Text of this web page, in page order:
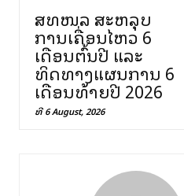
ສທໜລ ສະຫລຸບ
ການເຄື່ອນໄຫວ 6
ເດືອນຕົ້ນປີ ແລະ
ທິດທາງແຜນການ 6
ເດືອນທ້າຍປີ 2026
ທີ 6 August, 2026